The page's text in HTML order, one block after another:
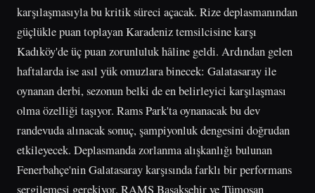
karşılaşmasıyla bu kritik süreci açacak. Rize deplasmanından
güçlükle puan toplayan Karadeniz temsilcisine karşı
Kadıköy'de üç puan zorunluluk hâline geldi. Ardından gelen
haftalarda ise asıl yük omuzlara binecek: Galatasaray ile
oynanan derbi, sezonun belki de en belirleyici karşılaşması
olma özelliği taşıyor. Rams Park'ta oynanacak bu dev
randevuda alınacak sonuç, şampiyonluk dengesini doğrudan
etkileyecek. Deplasmanda zorlanma alışkanlığı bulunan
Fenerbahçe'nin Galatasaray karşısında farklı bir performans
sergilemesi gerekiyor. RAMS Başakşehir ve Tümosan